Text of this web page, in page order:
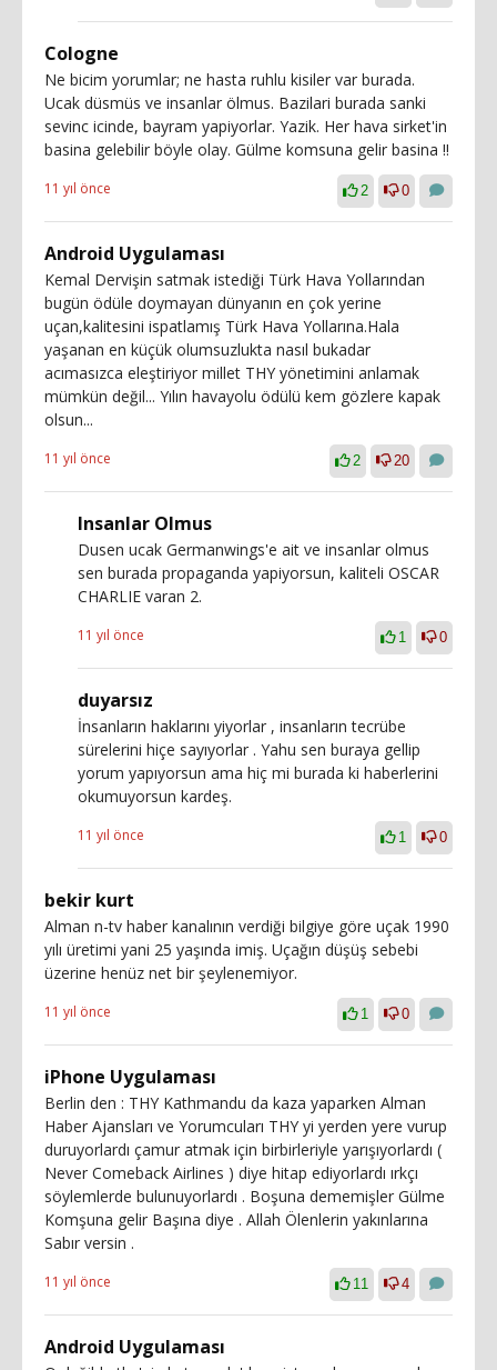
Cologne
Ne bicim yorumlar; ne hasta ruhlu kisiler var burada.
Ucak düsmüs ve insanlar ölmus. Bazilari burada sanki
sevinc icinde, bayram yapiyorlar. Yazik. Her hava sirket'in
basina gelebilir böyle olay. Gülme komsuna gelir basina !!
11 yıl önce 2 0
Android Uygulaması
Kemal Dervişin satmak istediği Türk Hava Yollarından
bugün ödüle doymayan dünyanın en çok yerine
uçan,kalitesini ispatlamış Türk Hava Yollarına.Hala
yaşanan en küçük olumsuzlukta nasıl bukadar
acımasızca eleştiriyor millet THY yönetimini anlamak
mümkün değil... Yılın havayolu ödülü kem gözlere kapak
olsun...
11 yıl önce 2 20
Insanlar OImus
Dusen ucak Germanwings'e ait ve insanlar olmus
sen burada propaganda yapiyorsun, kaliteli OSCAR
CHARLIE varan 2.
11 yıl önce 1 0
duyarsız
İnsanların haklarını yiyorlar , insanların tecrübe
sürelerini hiçe sayıyorlar . Yahu sen buraya gellip
yorum yapıyorsun ama hiç mi burada ki haberlerini
okumuyorsun kardeş.
11 yıl önce 1 0
bekir kurt
Alman n-tv haber kanalının verdiği bilgiye göre uçak 1990
yılı üretimi yani 25 yaşında imiş. Uçağın düşüş sebebi
üzerine henüz net bir şeylenemiyor.
11 yıl önce 1 0
iPhone Uygulaması
Berlin den : THY Kathmandu da kaza yaparken Alman
Haber Ajansları ve Yorumcuları THY yi yerden yere vurup
duruyorlardı çamur atmak için birbirleriyle yarışıyorlardı (
Never Comeback Airlines ) diye hitap ediyorlardı ırkçı
söylemlerde bulunuyorlardı . Boşuna dememişler Gülme
Komşuna gelir Başına diye . Allah Ölenlerin yakınlarına
Sabır versin .
11 yıl önce 11 4
Android Uygulaması